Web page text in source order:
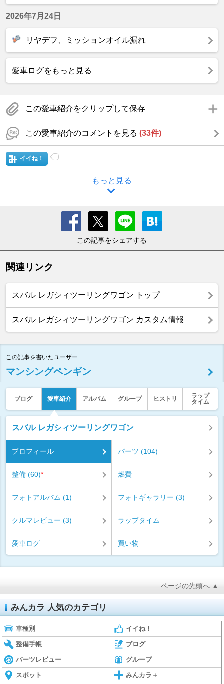
2026年7月24日
リヤデフ、ミッションオイル漏れ
愛車ログをもっと見る
この愛車紹介をクリップして保存
この愛車紹介のコメントを見る (33件)
イイね！
もっと見る
この記事をシェアする
関連リンク
スバル レガシィツーリングワゴン トップ
スバル レガシィツーリングワゴン カスタム情報
この記事を書いたユーザー
マンシングペンギン
ブログ 愛車紹介 アルバム グループ ヒストリ
ラップ
タイム
スバル レガシィツーリングワゴン
プロフィール パーツ (104)
整備 (60)* 燃費
フォトアルバム (1) フォトギャラリー (3)
クルマレビュー (3) ラップタイム
愛車ログ 買い物
ページの先頭へ ▲
みんカラ 人気のカテゴリ
車種別 イイね！
整備手帳 ブログ
パーツレビュー グループ
スポット みんカラ＋